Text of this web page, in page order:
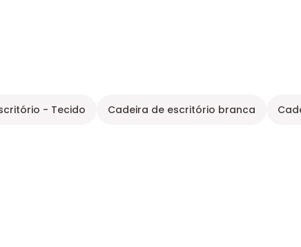
- Tecido Cadeira de escritório branca